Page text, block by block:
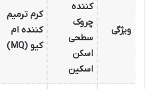
ویژگی
کننده
چروک
سطحی
اسکن
اسکین
کرم ترمیم
کننده ام
کیو (MQ)